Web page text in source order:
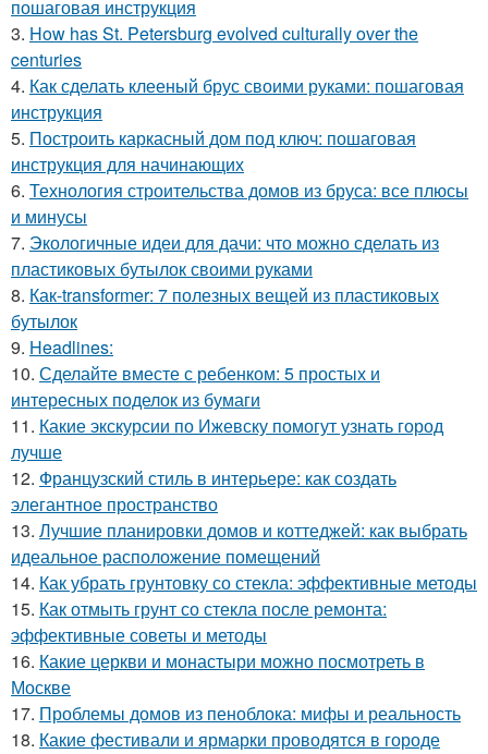
пошаговая инструкция
3. How has St. Petersburg evolved culturally over the
centuries
4. Как сделать клееный брус своими руками: пошаговая
инструкция
5. Построить каркасный дом под ключ: пошаговая
инструкция для начинающих
6. Технология строительства домов из бруса: все плюсы
и минусы
7. Экологичные идеи для дачи: что можно сделать из
пластиковых бутылок своими руками
8. Как-transformer: 7 полезных вещей из пластиковых
бутылок
9. Headlines:
10. Сделайте вместе с ребенком: 5 простых и
интересных поделок из бумаги
11. Какие экскурсии по Ижевску помогут узнать город
лучше
12. Французский стиль в интерьере: как создать
элегантное пространство
13. Лучшие планировки домов и коттеджей: как выбрать
идеальное расположение помещений
14. Как убрать грунтовку со стекла: эффективные методы
15. Как отмыть грунт со стекла после ремонта:
эффективные советы и методы
16. Какие церкви и монастыри можно посмотреть в
Москве
17. Проблемы домов из пеноблока: мифы и реальность
18. Какие фестивали и ярмарки проводятся в городе